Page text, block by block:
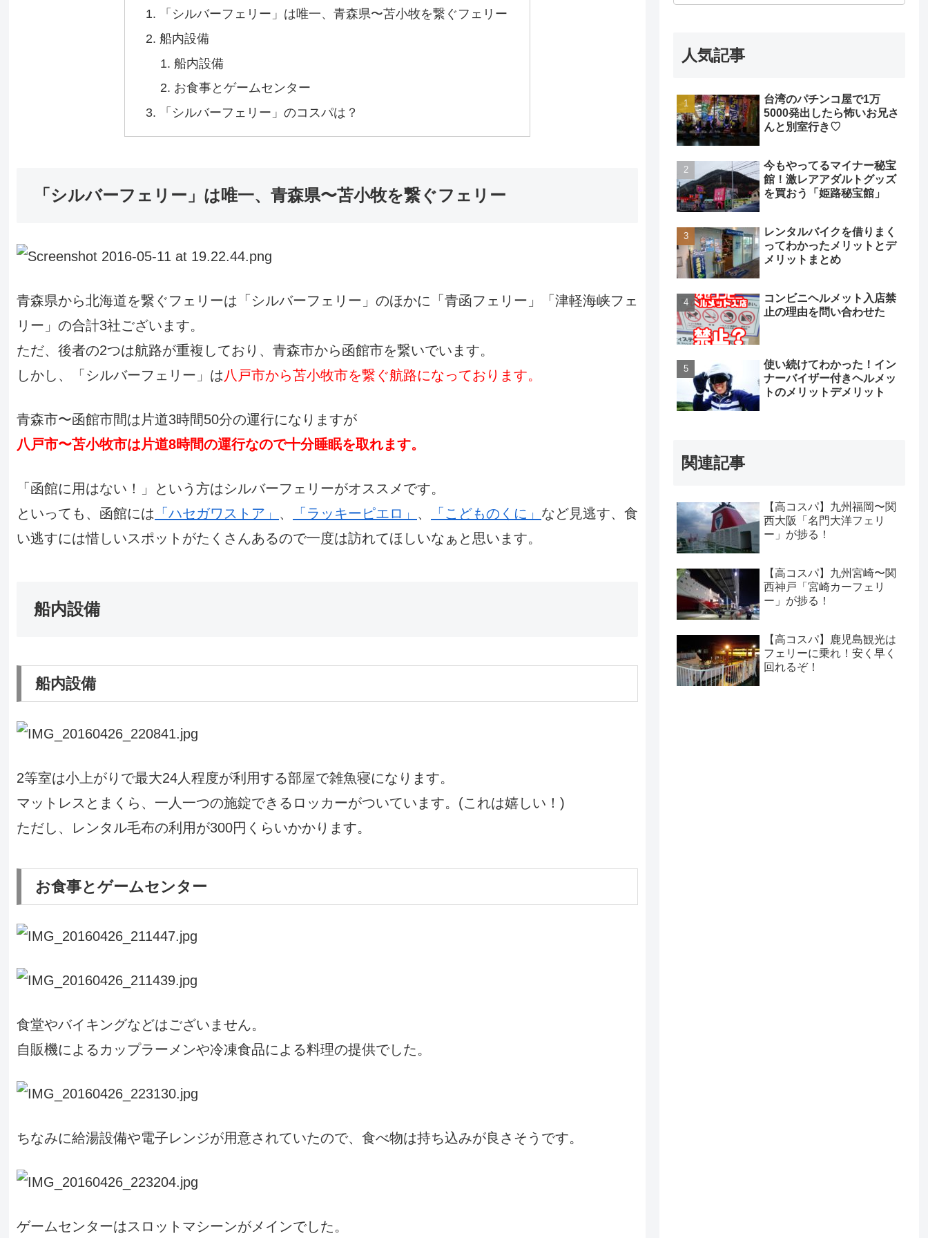
「シルバーフェリー」は唯一、青森県〜苫小牧を繋ぐフェリー
船内設備
船内設備
お食事とゲームセンター
「シルバーフェリー」のコスパは？
「シルバーフェリー」は唯一、青森県〜苫小牧を繋ぐフェリー
青森県から北海道を繋ぐフェリーは「シルバーフェリー」のほかに「青函フェリー」「津軽海峡フェ
リー」の合計3社ございます。
ただ、後者の2つは航路が重複しており、青森市から函館市を繋いでいます。
しかし、「シルバーフェリー」は 八戸市から苫小牧市を繋ぐ航路になっております。
青森市〜函館市間は片道3時間50分の運行になりますが
八戸市〜苫小牧市は片道8時間の運行なので十分睡眠を取れます。
「函館に用はない！」という方はシルバーフェリーがオススメです。
といっても、函館には 「ハセガワストア」 、 「ラッキーピエロ」 、 「こどものくに」 など見逃す、食
い逃すには惜しいスポットがたくさんあるので一度は訪れてほしいなぁと思います。
船内設備
船内設備
2等室は小上がりで最大24人程度が利用する部屋で雑魚寝になります。
マットレスとまくら、一人一つの施錠できるロッカーがついています。(これは嬉しい！)
ただし、レンタル毛布の利用が300円くらいかかります。
お食事とゲームセンター
食堂やバイキングなどはございません。
自販機によるカップラーメンや冷凍食品による料理の提供でした。
ちなみに給湯設備や電子レンジが用意されていたので、食べ物は持ち込みが良さそうです。
ゲームセンターはスロットマシーンがメインでした。
人気記事
台湾のパチンコ屋で1万
5000発出したら怖いお兄さ
んと別室行き♡
今もやってるマイナー秘宝
館！激レアアダルトグッズ
を買おう「姫路秘宝館」
レンタルバイクを借りまく
ってわかったメリットとデ
メリットまとめ
コンビニヘルメット入店禁
止の理由を問い合わせた
使い続けてわかった！イン
ナーバイザー付きヘルメッ
トのメリットデメリット
関連記事
【高コスパ】九州福岡〜関
西大阪「名門大洋フェリ
ー」が捗る！
【高コスパ】九州宮崎〜関
西神戸「宮崎カーフェリ
ー」が捗る！
【高コスパ】鹿児島観光は
フェリーに乗れ！安く早く
回れるぞ！